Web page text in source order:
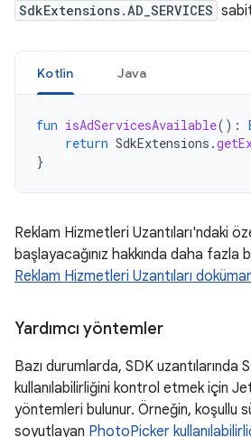
SdkExtensions.AD_SERVICES
Kotlin Java
fun isAdServicesAvailable():
return SdkExtensions .
}
Reklam Hizmetleri Uzantıları'ndaki
başlayacağınız hakkında daha fazla
Reklam Hizmetleri Uzantıları
Yardımcı yöntemler
Bazı durumlarda, SDK uzantılarında
kullanılabilirliğini kontrol etmek için
yöntemleri bulunur. Örneğin, koşullu
soyutlayan PhotoPicker